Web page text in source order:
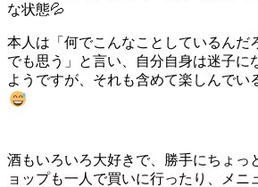
な状態💦
本人は「何でこんなことしているんだ
でも思う」と言い、自分自身は迷子に
ようですが、それも含めて楽しんでい
酒もいろいろ大好きで、勝手にちょっ
ョップも一人で買いに行ったり、メニ